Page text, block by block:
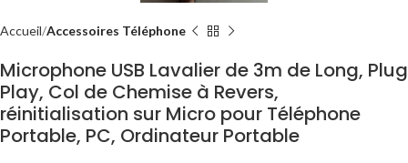
Accueil Accessoires Téléphone
Microphone USB Lavalier de 3m de Long, Plug
Play, Col de Chemise à Revers,
réinitialisation sur Micro pour Téléphone
Portable, PC, Ordinateur Portable